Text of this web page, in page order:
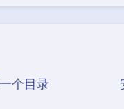
|´・ω・)ノ
(ノ°ο°)ノ
个目录